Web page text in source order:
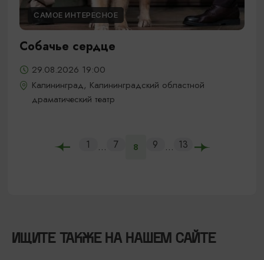
САМОЕ ИНТЕРЕСНОЕ
Собачье сердце
29.08.2026 19:00
Калининград, Калининградский областной
драматический театр
1 ... 7 8 9 ... 13
ИЩИТЕ ТАКЖЕ НА НАШЕМ САЙТЕ